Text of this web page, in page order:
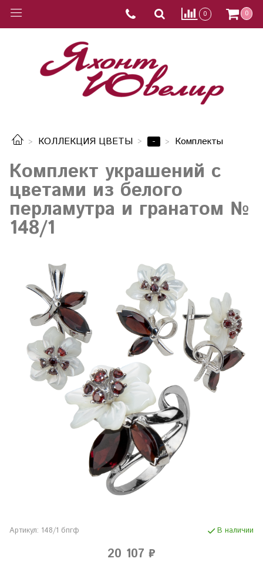
0 0
КОЛЛЕКЦИЯ ЦВЕТЫ - Комплекты
Комплект украшений с
цветами из белого
перламутра и гранатом №
148/1
Артикул: 148/1 бпгф В наличии
20 107 ₽